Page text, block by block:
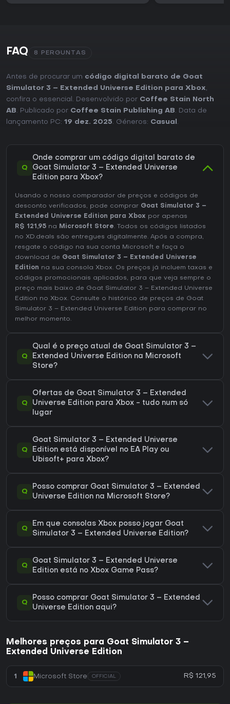
FAQ 8 PERGUNTAS
Antes de procurar um código digital barato de Goat
Simulator 3 – Extended Universe Edition para Xbox,
confira o essencial. Desenvolvido por Coffee Stain North
AB. Publicado por Coffee Stain Publishing AB. Data de
lançamento PC: 19 dez. 2025. Géneros: Casual .
Q
Onde comprar um código digital barato de
Goat Simulator 3 – Extended Universe
Edition para Xbox?
Usando o nosso comparador de preços e códigos de
desconto verificados, pode comprar Goat Simulator 3 –
Extended Universe Edition para Xbox por apenas
R$ 121,95 na Microsoft Store. Todos os códigos listados
no XD.deals são entregues digitalmente. Após a compra,
resgate o código na sua conta Microsoft e faça o
download de Goat Simulator 3 – Extended Universe
Edition na sua consola Xbox. Os preços já incluem taxas e
códigos promocionais aplicados, para que veja sempre o
preço mais baixo de Goat Simulator 3 – Extended Universe
Edition no Xbox. Consulte o histórico de preços de Goat
Simulator 3 – Extended Universe Edition para comprar no
melhor momento.
Q
Qual é o preço atual de Goat Simulator 3 –
Extended Universe Edition na Microsoft
Store?
Q
Ofertas de Goat Simulator 3 – Extended
Universe Edition para Xbox - tudo num só
lugar
Q
Goat Simulator 3 – Extended Universe
Edition está disponível no EA Play ou
Ubisoft+ para Xbox?
Q
Posso comprar Goat Simulator 3 – Extended
Universe Edition na Microsoft Store?
Q
Em que consolas Xbox posso jogar Goat
Simulator 3 – Extended Universe Edition?
Q
Goat Simulator 3 – Extended Universe
Edition está no Xbox Game Pass?
Q
Posso comprar Goat Simulator 3 – Extended
Universe Edition aqui?
Melhores preços para Goat Simulator 3 –
Extended Universe Edition
1 Microsoft Store OFFICIAL R$ 121,95